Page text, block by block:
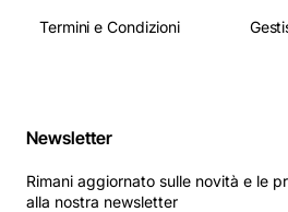
Termini e Condizioni
Newsletter
Rimani aggiornato sulle novità e le
alla nostra newsletter